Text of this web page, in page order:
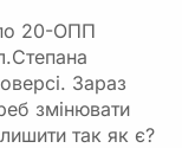
20-ОПП
Зараз
змінювати
так як є?